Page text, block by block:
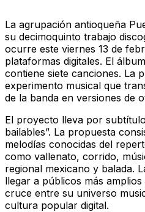
La agrupación antioqueña
su decimoquinto trabajo
ocurre este viernes 13 de
plataformas digitales. El
contiene siete canciones. La
experimento musical que
de la banda en versiones de
El proyecto lleva por
bailables”. La propuesta
melodías conocidas del
como vallenato, corrido,
regional mexicano y balada.
llegar a públicos más
cruce entre su universo
cultura popular digital.